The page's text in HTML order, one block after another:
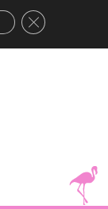
Close GDPR